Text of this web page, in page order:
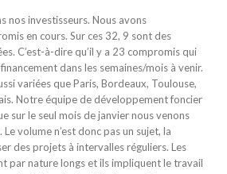
nos investisseurs. Nous avons
en cours. Sur ces 32, 9 sont des
C’est-à-dire qu’il y a 23 compromis qui
dans les semaines/mois à venir.
variées que Paris, Bordeaux, Toulouse,
Notre équipe de développement foncier
sur le seul mois de janvier nous venons
volume n’est donc pas un sujet, la
des projets à intervalles réguliers. Les
par nature longs et ils impliquent le travail